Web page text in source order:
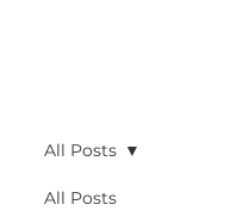
All Posts
All Posts